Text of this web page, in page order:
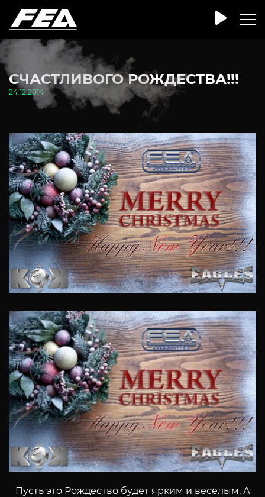
СЧАСТЛИВОГО РОЖДЕСТВА!!!
24.12.2014
Пусть это Рождество будет ярким и веселым, А